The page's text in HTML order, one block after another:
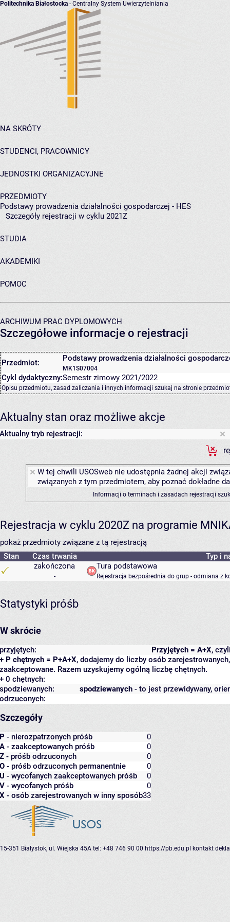
Politechnika Białostocka - Centralny System Uwierzytelniania
NA SKRÓTY
STUDENCI, PRACOWNICY
JEDNOSTKI ORGANIZACYJNE
PRZEDMIOTY
Podstawy prowadzenia działalności gospodarczej - HES
Szczegóły rejestracji w cyklu 2021Z
STUDIA
AKADEMIKI
POMOC
ARCHIWUM PRAC DYPLOMOWYCH
Szczegółowe informacje o rejestracji
Przedmiot: Podstawy prowadzenia działalności
MK1S07004
Cykl dydaktyczny:Semestr zimowy 2021/2022
Opisu przedmiotu, zasad zaliczania i innych informacji szukaj na stronie
Aktualny stan oraz możliwe akcje
Aktualny tryb rejestracji:
W tej chwili USOSweb nie udostępnia żadnej akcji
związanych z tym przedmiotem, aby poznać dokładne
Informacji o terminach i zasadach rejestracji
Rejestracja w cyklu 2020Z na programie
pokaż przedmioty związane z tą rejestracją
Stan
Czas trwania
Typ i
zakończona
-
Tura podstawowa
Rejestracja bezpośrednia do grup - odmiana z
Statystyki próśb
W skrócie
Przyjętych = A+X,
przyjętych:
+ P chętnych = P+A+X, dodajemy do liczby osób
zaakceptowane. Razem uzyskujemy ogólną liczbę chętnych.
+ 0 chętnych:
spodziewanych - to jest przewidywany,
spodziewanych:
odrzuconych:
Szczegóły
P - nierozpatrzonych próśb
0
A - zaakceptowanych próśb
0
Z - próśb odrzuconych
0
O - próśb odrzuconych permanentnie
0
U - wycofanych zaakceptowanych próśb
0
V - wycofanych próśb
0
X - osób zarejestrowanych w inny sposób33
15-351 Białystok, ul. Wiejska 45A tel: +48 746 90 00 https://pb.edu.pl kontakt